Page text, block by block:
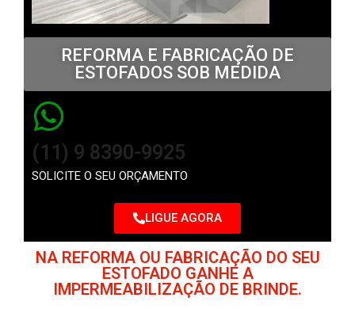
REFORMA E FABRICAÇÃO DE
ESTOFADOS SOB MEDIDA
(11) 9 8390-9925
SOLICITE O SEU ORÇAMENTO
LIGUE AGORA
NA REFORMA OU FABRICAÇÃO DO SEU
ESTOFADO GANHE A
IMPERMEABILIZAÇÃO DE BRINDE.